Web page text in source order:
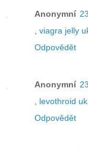
Anonymní
viagra jelly
Odpovědět
Anonymní
levothroid uk
Odpovědět